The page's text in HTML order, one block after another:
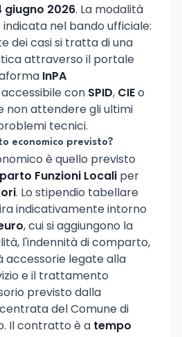
giugno 2026. La modalità
nel bando ufficiale:
dei casi si tratta di una
attraverso il portale
InPA
con SPID, CIEo
non attendere gli ultimi
tecnici.
economico previsto?
è quello previsto
Funzioni Locali per
. Lo stipendio tabellare
indicativamente intorno
, cui si aggiungono la
l'indennità di comparto,
accessorie legate alla
e il trattamento
previsto dalla
del Comune di
Il contratto è a tempo